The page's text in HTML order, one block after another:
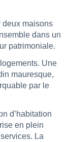
deux maisons
dans un
patrimoniale.
Une
mauresque,
par le
d’habitation
en plein
La